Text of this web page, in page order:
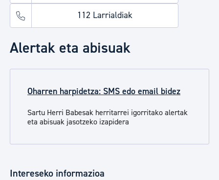
112 Larrialdiak
Alertak eta abisuak
Oharren harpidetza: SMS edo email bidez
Sartu Herri Babesak herritarrei igorritako alertak
eta abisuak jasotzeko izapidera
Intereseko informazioa